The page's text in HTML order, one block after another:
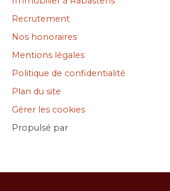
Recrutement
Nos honoraires
Mentions légales
Politique de confidentialité
Plan du site
Gérer les cookies
Propulsé par